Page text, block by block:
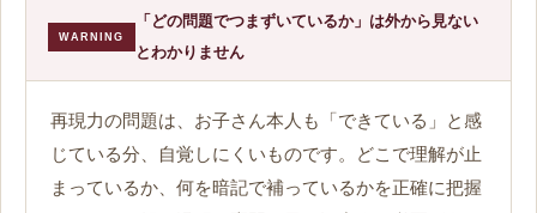
WARNING
「どの問題でつまずいているか」は外から見ない
とわかりません
再現力の問題は、お子さん本人も「できている」と感
じている分、自覚しにくいものです。どこで理解が止
まっているか、何を暗記で補っているかを正確に把握